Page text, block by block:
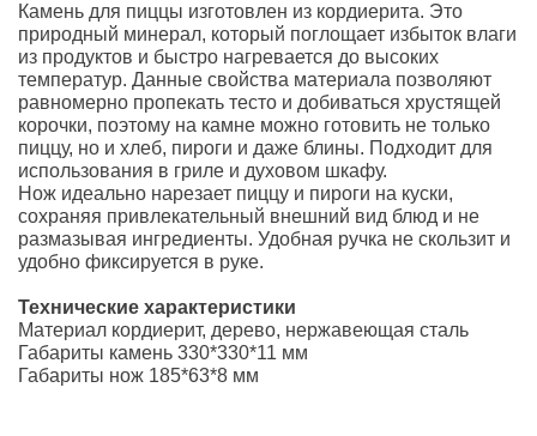
Камень для пиццы изготовлен из кордиерита. Это
природный минерал, который поглощает избыток влаги
из продуктов и быстро нагревается до высоких
температур. Данные свойства материала позволяют
равномерно пропекать тесто и добиваться хрустящей
корочки, поэтому на камне можно готовить не только
пиццу, но и хлеб, пироги и даже блины. Подходит для
использования в гриле и духовом шкафу.
Нож идеально нарезает пиццу и пироги на куски,
сохраняя привлекательный внешний вид блюд и не
размазывая ингредиенты. Удобная ручка не скользит и
удобно фиксируется в руке.
Технические характеристики
Материал кордиерит, дерево, нержавеющая сталь
Габариты камень 330*330*11 мм
Габариты нож 185*63*8 мм